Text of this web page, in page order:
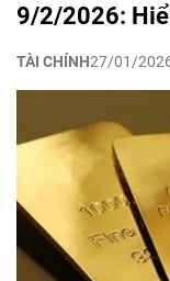
9/2/2026:
TÀI CHÍNH27/01/